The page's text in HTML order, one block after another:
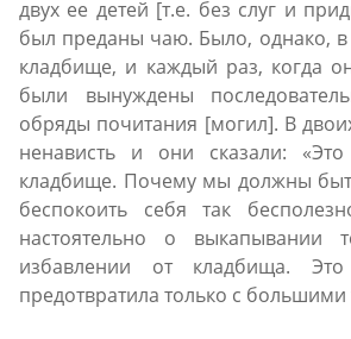
двух ее детей [т.е. без слуг и
был преданы чаю. Было, однако, в
кладбище, и каждый раз, когда
были вынуждены
обряды почитания [могил]. В
ненависть и они сказали:
кладбище. Почему мы должны
беспокоить себя так
настоятельно о
избавлении от кладбища.
предотвратила только с большими